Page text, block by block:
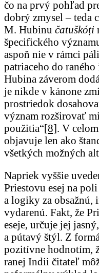
čo na prvý pohľad
dobrý zmysel – teda
M. Hubinu čatuškóṭi
špecifického
aspoň nie v rámci
patriaceho do
Hubina záverom
je nikde v kánone
prostriedok
význam rozširovať
použitia“[8]. V
objavuje len ako
všetkých možných
Napriek vyššie
Priestovu esej na
a logiky za obsažnú,
vydarenú. Fakt, že
eseje, určuje jej
a pútavý štýl. Z
pozitívne hodnotím,
ranej Indii čitateľ